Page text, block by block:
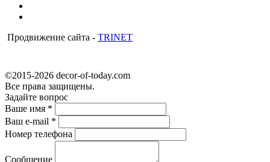
Продвижение сайта - TRINET
©2015-2026 decor-of-today.com
Все права защищены.
Задайте вопрос
Ваше имя *
Ваш e-mail *
Номер телефона
Сообщение